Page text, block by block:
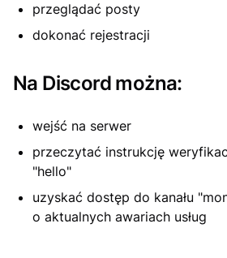
przeglądać posty
dokonać rejestracji
Na Discord można:
wejść na serwer
przeczytać instrukcję
"hello"
uzyskać dostęp do kanału
o aktualnych awariach usług